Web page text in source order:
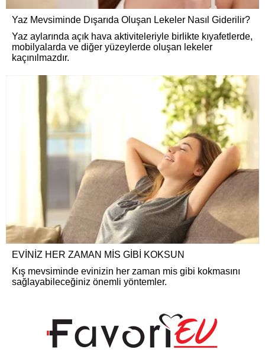
Yaz Mevsiminde Dışarıda Oluşan Lekeler Nasıl Giderilir?
Yaz aylarında açık hava aktiviteleriyle birlikte kıyafetlerde,
mobilyalarda ve diğer yüzeylerde oluşan lekeler
kaçınılmazdır.
EVİNİZ HER ZAMAN MİS GİBİ KOKSUN
Kış mevsiminde evinizin her zaman mis gibi kokmasını
sağlayabileceğiniz önemli yöntemler.